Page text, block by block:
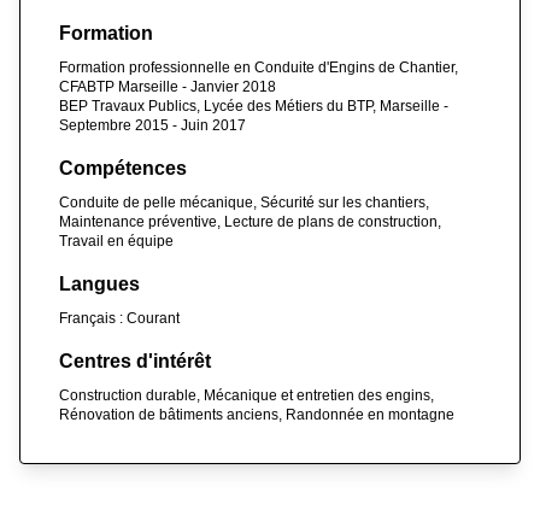
Formation
Formation professionnelle en Conduite d'Engins de Chantier,
CFABTP Marseille - Janvier 2018
BEP Travaux Publics, Lycée des Métiers du BTP, Marseille -
Septembre 2015 - Juin 2017
Compétences
Conduite de pelle mécanique, Sécurité sur les chantiers,
Maintenance préventive, Lecture de plans de construction,
Travail en équipe
Langues
Français : Courant
Centres d'intérêt
Construction durable, Mécanique et entretien des engins,
Rénovation de bâtiments anciens, Randonnée en montagne